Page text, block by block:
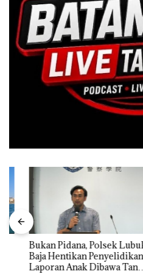
Bukan Pidana, Polsek Lubuk
Baja Hentikan Penyelidikan
Laporan Anak Dibawa Tanpa